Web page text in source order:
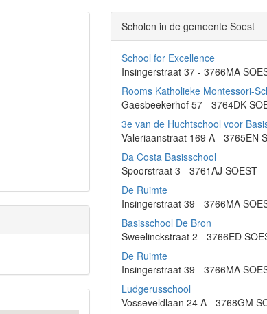
Scholen in de gemeente Soest
School for Excellence
Insingerstraat 37 - 3766MA
Rooms Katholieke Montessori-
Gaesbeekerhof 57 - 3764DK
3e van de Huchtschool voor
Valeriaanstraat 169 A - 3765EN
Da Costa Basisschool
Spoorstraat 3 - 3761AJ SOEST
De Ruimte
Insingerstraat 39 - 3766MA
Basisschool De Bron
Sweelinckstraat 2 - 3766ED
De Ruimte
Insingerstraat 39 - 3766MA
Ludgerusschool
Vosseveldlaan 24 A - 3768GM